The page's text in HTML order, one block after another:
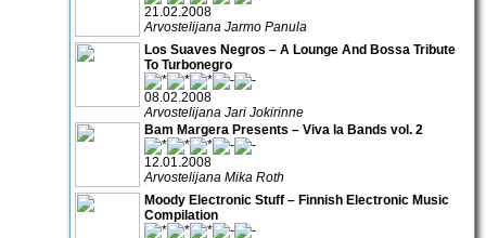
21.02.2008
Arvostelijana Jarmo Panula
Los Suaves Negros – A Lounge And Bossa Tribute
To Turbonegro
08.02.2008
Arvostelijana Jari Jokirinne
Bam Margera Presents – Viva la Bands vol. 2
12.01.2008
Arvostelijana Mika Roth
Moody Electronic Stuff – Finnish Electronic Music
Compilation